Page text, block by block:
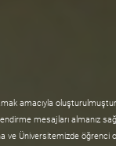
amacıyla
mesajları almanız
ve Üniversitemizde öğrenci